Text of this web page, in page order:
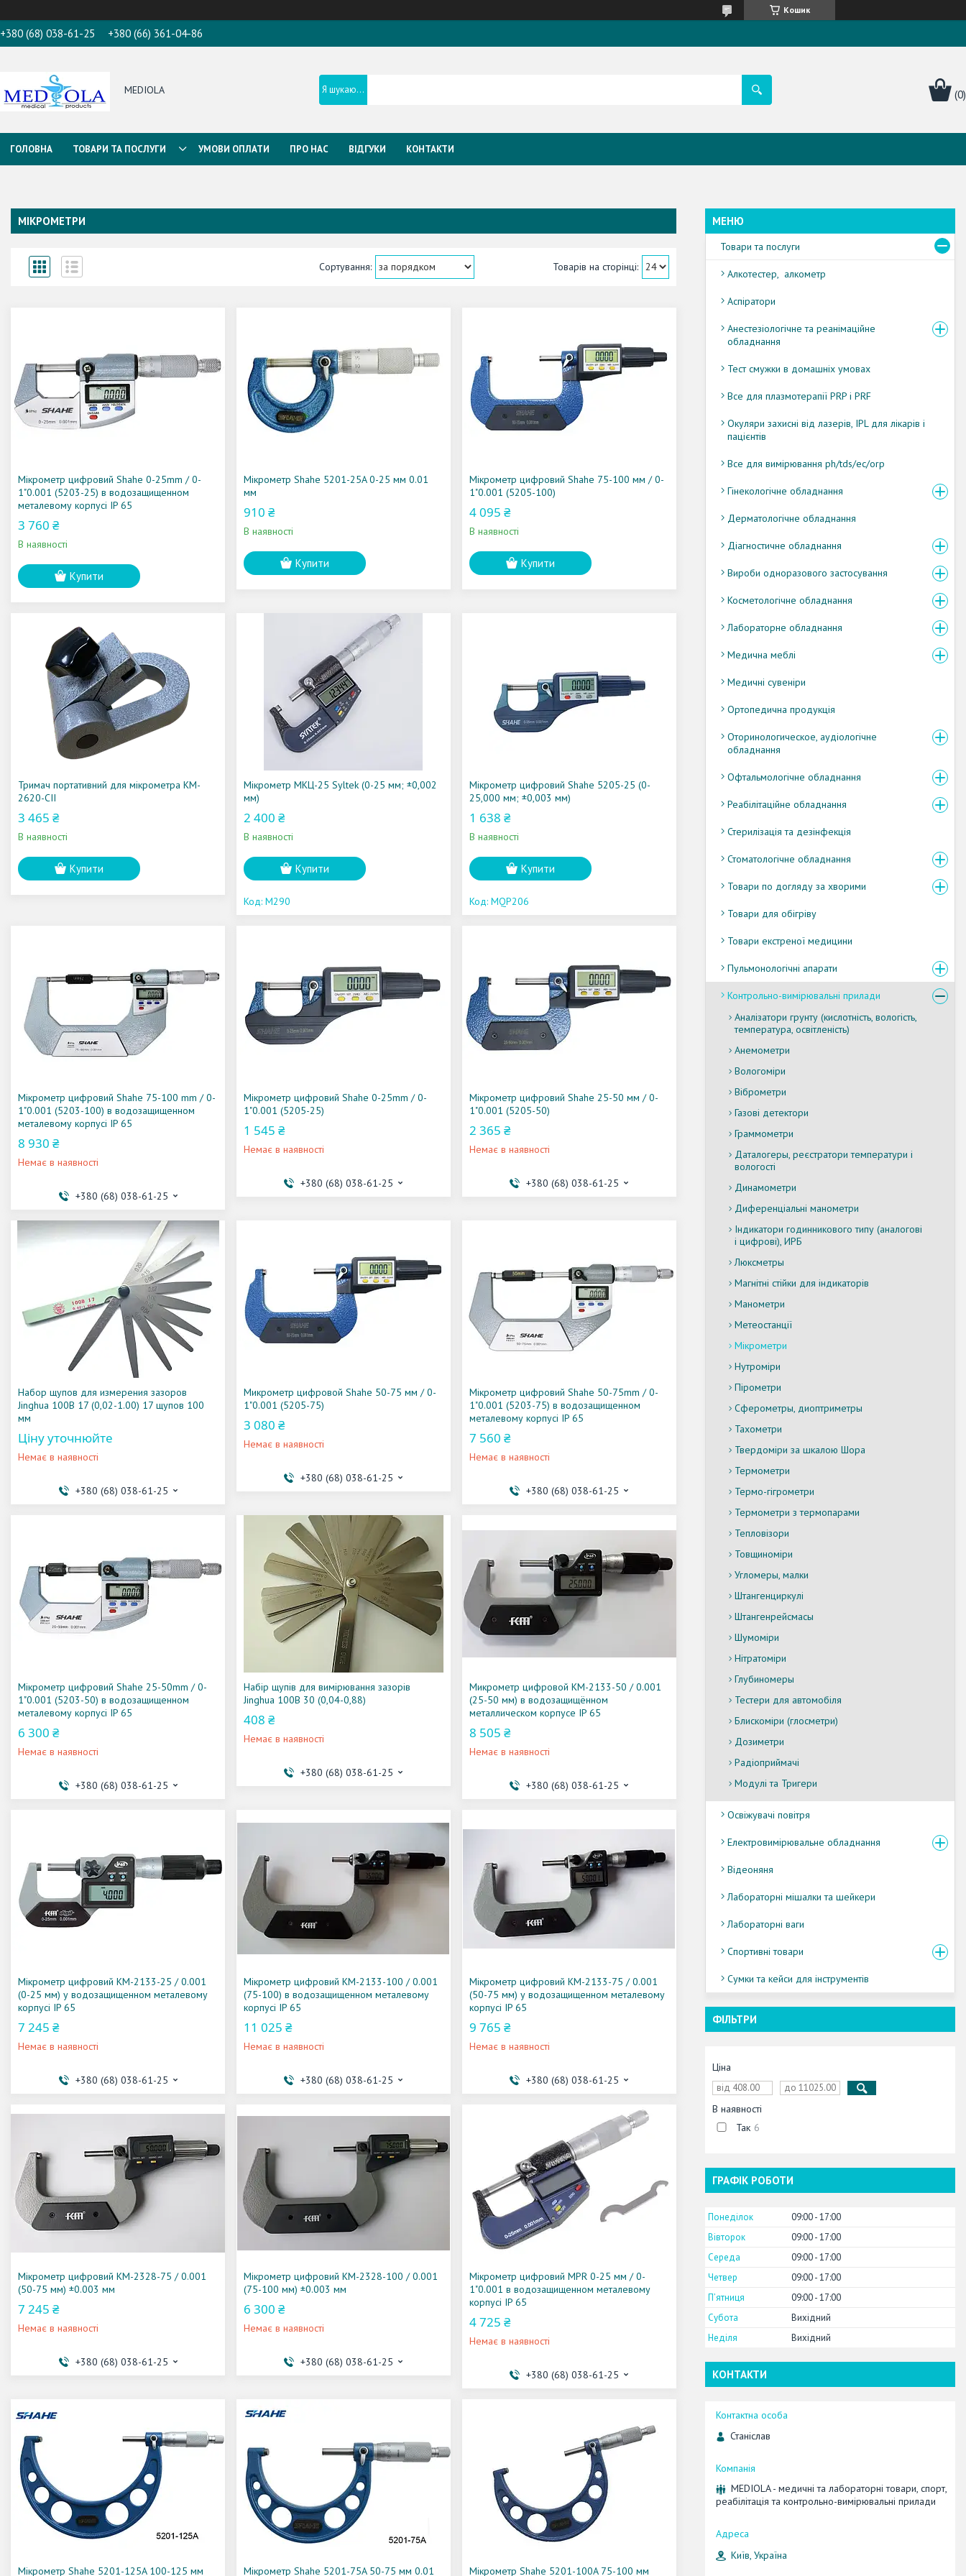
Кошик
+380 (68) 038-61-25 +380 (66) 361-04-86
MEDIOLA
ГОЛОВНА ТОВАРИ ТА ПОСЛУГИ УМОВИ ОПЛАТИ ПРО НАС ВІДГУКИ КОНТАКТИ
МІКРОМЕТРИ
Мікрометр цифровий Shahe 0-25mm / 0-
1"0.001 (5203-25) в водозащищенном
металевому корпусі IP 65
3 760 ₴
В наявності
Купити
Мікрометр Shahe 5201-25A 0-25 мм 0.01
мм
910 ₴
В наявності
Купити
Мікрометр цифровий Shahe 75-100 мм / 0-
1"0.001 (5205-100)
4 095 ₴
В наявності
Купити
Тримач портативний для мікрометра KM-
2620-CII
3 465 ₴
В наявності
Купити
Мікрометр МКЦ-25 Syltek (0-25 мм; ±0,002
мм)
2 400 ₴
В наявності
Купити
M290
Мікрометр цифровий Shahe 5205-25 (0-
25,000 мм; ±0,003 мм)
1 638 ₴
В наявності
Купити
MQP206
Мікрометр цифровий Shahe 75-100 mm / 0-
1"0.001 (5203-100) в водозащищенном
металевому корпусі IP 65
8 930 ₴
Немає в наявності
+380 (68) 038-61-25
Мікрометр цифровий Shahe 0-25mm / 0-
1"0.001 (5205-25)
1 545 ₴
Немає в наявності
+380 (68) 038-61-25
Мікрометр цифровий Shahe 25-50 мм / 0-
1"0.001 (5205-50)
2 365 ₴
Немає в наявності
+380 (68) 038-61-25
Набор щупов для измерения зазоров
Jinghua 100B 17 (0,02-1.00) 17 щупов 100
мм
Ціну уточнюйте
Немає в наявності
+380 (68) 038-61-25
Микрометр цифровой Shahe 50-75 мм / 0-
1"0.001 (5205-75)
3 080 ₴
Немає в наявності
+380 (68) 038-61-25
Мікрометр цифровий Shahe 50-75mm / 0-
1"0.001 (5203-75) в водозащищенном
металевому корпусі IP 65
7 560 ₴
Немає в наявності
+380 (68) 038-61-25
Мікрометр цифровий Shahe 25-50mm / 0-
1"0.001 (5203-50) в водозащищенном
металевому корпусі IP 65
6 300 ₴
Немає в наявності
+380 (68) 038-61-25
Набір щупів для вимірювання зазорів
Jinghua 100B 30 (0,04-0,88)
408 ₴
Немає в наявності
+380 (68) 038-61-25
Микрометр цифровой KM-2133-50 / 0.001
(25-50 мм) в водозащищённом
металлическом корпусе IP 65
8 505 ₴
Немає в наявності
+380 (68) 038-61-25
Мікрометр цифровий KM-2133-25 / 0.001
(0-25 мм) у водозащищенном металевому
корпусі IP 65
7 245 ₴
Немає в наявності
+380 (68) 038-61-25
Мікрометр цифровий KM-2133-100 / 0.001
(75-100) в водозащищенном металевому
корпусі IP 65
11 025 ₴
Немає в наявності
+380 (68) 038-61-25
Мікрометр цифровий KM-2133-75 / 0.001
(50-75 мм) у водозащищенном металевому
корпусі IP 65
9 765 ₴
Немає в наявності
+380 (68) 038-61-25
Мікрометр цифровий KM-2328-75 / 0.001
(50-75 мм) ±0.003 мм
7 245 ₴
Немає в наявності
+380 (68) 038-61-25
Мікрометр цифровий KM-2328-100 / 0.001
(75-100 мм) ±0.003 мм
6 300 ₴
Немає в наявності
+380 (68) 038-61-25
Мікрометр цифровий MPR 0-25 мм / 0-
1"0.001 в водозащищенном металевому
корпусі IP 65
4 725 ₴
Немає в наявності
+380 (68) 038-61-25
Мікрометр Shahe 5201-125A 100-125 мм Мікрометр Shahe 5201-75A 50-75 мм 0.01 Мікрометр Shahe 5201-100A 75-100 мм
Товари та послуги
Алкотестер, алкометр
Аспіратори
Анестезіологічне та реанімаційне
обладнання
Тест смужки в домашніх умовах
Все для плазмотерапії PRP і PRF
Окуляри захисні від лазерів, IPL для лікарів і
пацієнтів
Все для вимірювання ph/tds/ec/orp
Гінекологічне обладнання
Дерматологічне обладнання
Діагностичне обладнання
Вироби одноразового застосування
Косметологічне обладнання
Лабораторне обладнання
Медична меблі
Медичні сувеніри
Ортопедична продукція
Оторинологическое, аудіологічне
обладнання
Офтальмологічне обладнання
Реабілітаційне обладнання
Стерилізація та дезінфекція
Стоматологічне обладнання
Товари по догляду за хворими
Товари для обігріву
Товари екстреної медицини
Пульмонологічні апарати
Контрольно-вимірювальні прилади
Аналізатори грунту (кислотність, вологість,
температура, освітленість)
Анемометри
Вологоміри
Віброметри
Газові детектори
Граммометри
Даталогеры, реєстратори температури і
вологості
Динамометри
Диференціальні манометри
Індикатори годинникового типу (аналогові
і цифрові), ИРБ
Люксметры
Магнітні стійки для індикаторів
Манометри
Метеостанції
Мікрометри
Нутроміри
Пірометри
Сферометры, диоптриметры
Тахометри
Твердоміри за шкалою Шора
Термометри
Термо-гігрометри
Термометри з термопарами
Тепловізори
Товщиноміри
Угломеры, малки
Штангенциркулі
Штангенрейсмасы
Шумоміри
Нітратоміри
Глубиномеры
Тестери для автомобіля
Блискоміри (глосметри)
Дозиметри
Радіоприймачі
Модулі та Тригери
Освіжувачі повітря
Електровимірювальне обладнання
Відеоняня
Лабораторні мішалки та шейкери
Лабораторні ваги
Спортивні товари
Сумки та кейси для інструментів
ФІЛЬТРИ
Ціна
В наявності
Так 6
ГРАФІК РОБОТИ
Понеділок 09:00 17:00
Вівторок
09:00 17:00
Середа
09:00 17:00
Четвер
09:00 17:00
Пʼятниця
09:00 17:00
Субота
Вихідний
Неділя
Вихідний
КОНТАКТИ
Станіслав
MEDIOLA - медичні та лабораторні товари, спорт,
реабілітація та контрольно-вимірювальні прилади
Київ, Україна